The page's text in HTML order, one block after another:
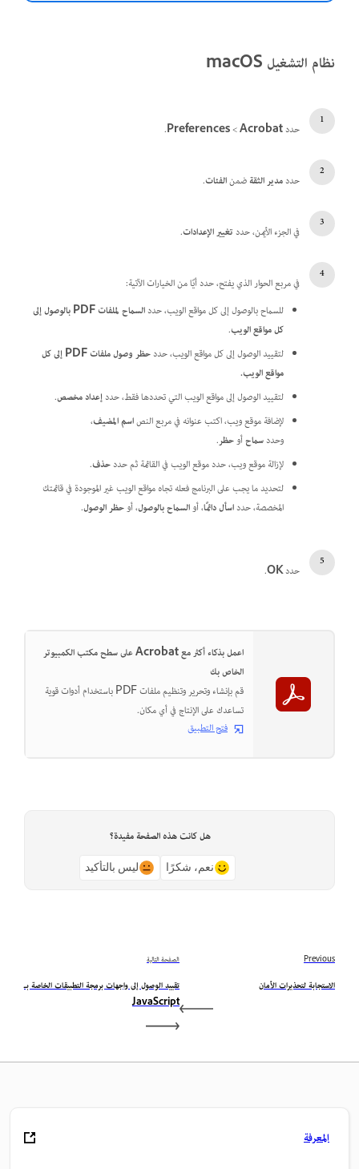
نظام التشغيل macOS
حددAcrobat
>‏
Preferences
.
حددمدير الثقةضمنالفئات.
في الجزء الأيمن، حددتغيير الإعدادات.
في مربع الحوار الذي يفتح، حدد أيًا من الخيارات الآتية:
للسماح بالوصول إلى كل مواقع الويب، حدد
السماح لملفات PDF بالوصول إلى
كل مواقع الويب.
لتقييد الوصول إلى كل مواقع الويب، حدد
حظر وصول ملفات PDF إلى كل
مواقع الويب.
لتقييد الوصول إلى مواقع الويب التي تحددها فقط، حددإعداد مخصص.
لإضافة موقع ويب، اكتب عنوانه في مربع النصاسم المضيف،
وحددسماحأوحظر.
لإزالة موقع ويب، حدد موقع الويب في القائمة ثم حددحذف.
لتحديد ما يجب على البرنامج فعله تجاه مواقع الويب غير الموجودة في قائمتك
المخصصة، حدداسأل دائمًا، أوالسماح بالوصول، أوحظر الوصول.
حددOK
.
اعمل بذكاء أكثر مع Acrobat على سطح مكتب الكمبيوتر
الخاص بك
قم بإنشاء وتحرير وتنظيم ملفات PDF باستخدام أدوات قوية
تساعدك على الإنتاج في أي مكان.
فتح التطبيق
هل كانت هذه الصفحة مفيدة؟
نعم، شكرًا ليس بالتأكيد
Previous
الاستجابة لتحذيرات الأمان
الصفحة التالية
تقييد الوصول إلى واجهات برمجة التطبيقات الخاصة بـ
JavaScript
المعرفة